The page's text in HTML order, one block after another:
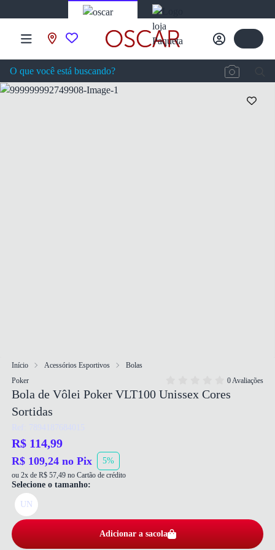
Início Acessórios Esportivos
Bolas
Poker
0 Avaliações
Bola de Vôlei Poker VLT100 Unissex Cores
Sortidas
Ref: 7894187684015
R$ 114,99
R$ 109,24 no Pix 5%
ou 2x de R$ 57,49 no Cartão de crédito
Selecione o tamanho:
UN
Adicionar a sacola